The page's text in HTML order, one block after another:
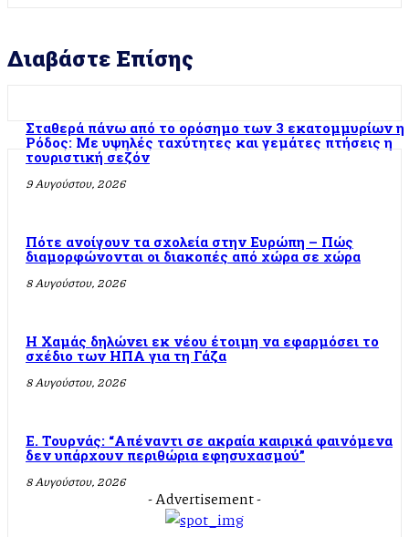
Διαβάστε Επίσης
Σταθερά πάνω από το ορόσημο των 3 εκατομμυρίων η
Ρόδος: Με υψηλές ταχύτητες και γεμάτες πτήσεις η
τουριστική σεζόν
9 Αυγούστου, 2026
Πότε ανοίγουν τα σχολεία στην Ευρώπη – Πώς
διαμορφώνονται οι διακοπές από χώρα σε χώρα
8 Αυγούστου, 2026
Η Χαμάς δηλώνει εκ νέου έτοιμη να εφαρμόσει το
σχέδιο των ΗΠΑ για τη Γάζα
8 Αυγούστου, 2026
Ε. Τουρνάς: “Απέναντι σε ακραία καιρικά φαινόμενα
δεν υπάρχουν περιθώρια εφησυχασμού”
8 Αυγούστου, 2026
- Advertisement -